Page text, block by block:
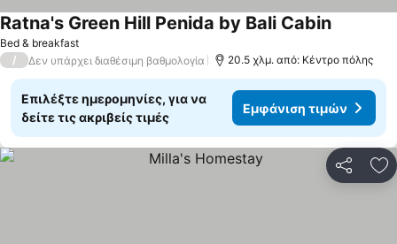
Bed & breakfast
Ratna's Green Hill Penida by Bali Cabin
/ Δεν υπάρχει διαθέσιμη βαθμολογία 20.5 χλμ. από: Κέντρο πόλης
Επιλέξτε ημερομηνίες, για να
δείτε τις ακριβείς τιμές
Εμφάνιση τιμών